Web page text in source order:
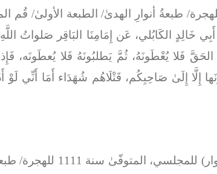
(غَيبَة النُّعماني)، المتوفّىٰ سنة 360 للهجرة/ طبعةُ أنوارِ الهدىٰ/
خَالِدٍ الكَابُلي، عَن إِمَامِنَا البَاقِر صَلواتُ
فَلا يُعْطَونَهُ، ثُمَّ يَطلبُونَهُ فَلا يُعطَونَه،
إِلَّا إِلَىٰ صَاحِبِكُم، قَتْلَاهُم شُهَدَاء أَمَا